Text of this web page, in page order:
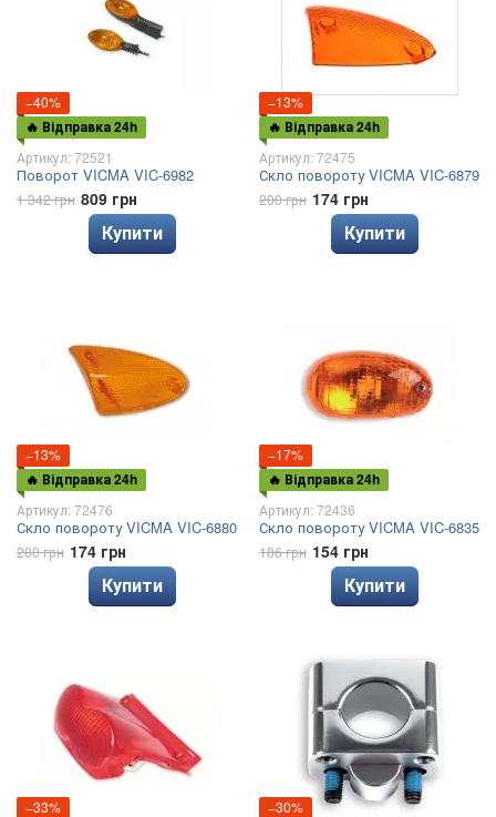
−40%
🔥 Відправка 24h
Артикул: 72521
Поворот VICMA VIC-6982
1 342 грн 809 грн
Купити
−13%
🔥 Відправка 24h
Артикул: 72475
Скло повороту VICMA VIC-6879
200 грн 174 грн
Купити
−13%
🔥 Відправка 24h
Артикул: 72476
Скло повороту VICMA VIC-6880
200 грн 174 грн
Купити
−17%
🔥 Відправка 24h
Артикул: 72436
Скло повороту VICMA VIC-6835
186 грн 154 грн
Купити
−33% −30%